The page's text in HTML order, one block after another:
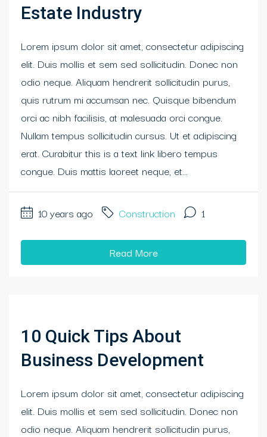
Estate Industry
Lorem ipsum dolor sit amet, consectetur adipiscing
elit. Duis mollis et sem sed sollicitudin. Donec non
odio neque. Aliquam hendrerit sollicitudin purus,
quis rutrum mi accumsan nec. Quisque bibendum
orci ac nibh facilisis, at malesuada orci congue.
Nullam tempus sollicitudin cursus. Ut et adipiscing
erat. Curabitur this is a text link libero tempus
congue. Duis mattis laoreet neque, et...
10 years ago Construction 1
Read More
10 Quick Tips About
Business Development
Lorem ipsum dolor sit amet, consectetur adipiscing
elit. Duis mollis et sem sed sollicitudin. Donec non
odio neque. Aliquam hendrerit sollicitudin purus,